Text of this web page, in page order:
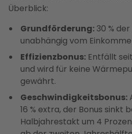
Überblick:
Grundförderung:30 %
unabhängig vom
Effizienzbonus:Entfällt
und wird für keine
gewährt.
Geschwindigkeitsbonus:
16 % extra, der Bonus sinkt
Halbjahrestakt um 4